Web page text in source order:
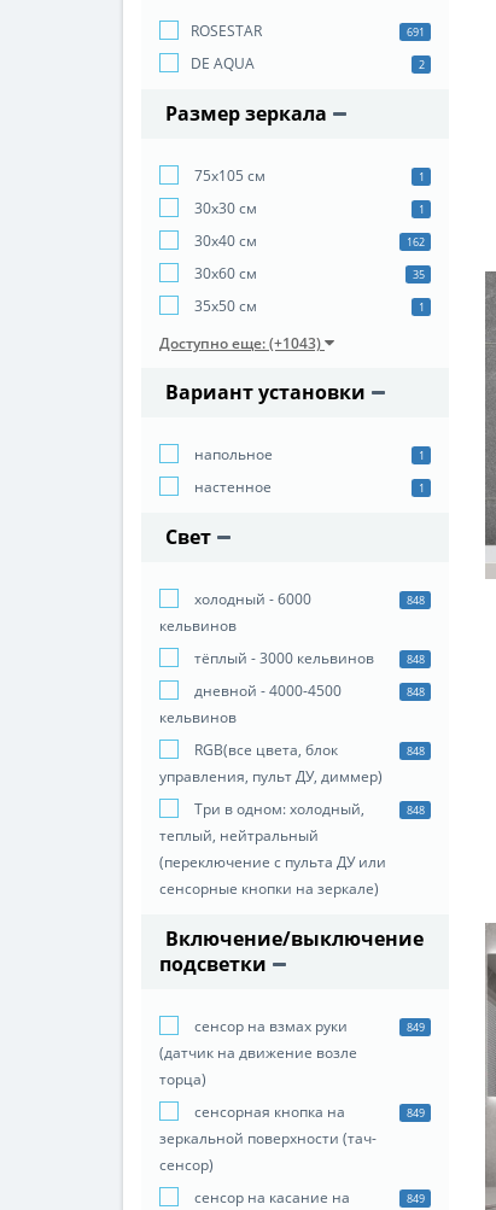
ROSESTAR 691
DE AQUA 2
Размер зеркала
75х105 см 1
30х30 см 1
30х40 см 162
30х60 см 35
35х50 см 1
Доступно еще: (+1043)
Вариант установки
напольное 1
настенное 1
Свет
холодный - 6000
кельвинов
848
тёплый - 3000 кельвинов 848
дневной - 4000-4500
кельвинов
848
RGB(все цвета, блок
управления, пульт ДУ, диммер)
848
Три в одном: холодный,
теплый, нейтральный
(переключение с пульта ДУ или
сенсорные кнопки на зеркале)
848
Включение/выключение
подсветки
сенсор на взмах руки
(датчик на движение возле
торца)
849
сенсорная кнопка на
зеркальной поверхности (тач-
сенсор)
849
сенсор на касание на 849